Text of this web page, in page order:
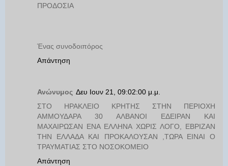
ΠΡΟΔΟΣΙΑ
Ένας συνοδοιπόρος
Απάντηση
Ανώνυμος Δευ Ιουν 21, 09:02:00 μ.μ.
ΣΤΟ ΗΡΑΚΛΕΙΟ ΚΡΗΤΗΣ ΣΤΗΝ ΠΕΡΙΟΧΗ
ΑΜΜΟΥΔΑΡΑ 30 ΑΛΒΑΝΟΙ ΕΔΕΙΡΑΝ ΚΑΙ
ΜΑΧΑΙΡΩΣΑΝ ΕΝΑ ΕΛΛΗΝΑ ΧΩΡΙΣ ΛΟΓΟ, ΕΒΡΙΖΑΝ
ΤΗΝ ΕΛΛΑΔΑ ΚΑΙ ΠΡΟΚΑΛΟΥΣΑΝ ,ΤΩΡΑ ΕΙΝΑΙ Ο
ΤΡΑΥΜΑΤΙΑΣ ΣΤΟ ΝΟΣΟΚΟΜΕΙΟ
Απάντηση